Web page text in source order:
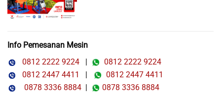
Info Pemesanan Mesin
0812 2222 9224 |
0812 2222 9224
0812 2447 4411
|
0812 2447 4411
0878 3336 8884 | 0878 3336 8884